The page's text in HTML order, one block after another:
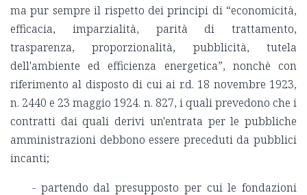
ma pur sempre il rispetto dei principi di “economicità,
efficacia, imparzialità, parità di trattamento,
trasparenza, proporzionalità, pubblicità, tutela
dell'ambiente ed efficienza energetica”, nonchè con
riferimento al disposto di cui ai r.d. 18 novembre 1923,
n. 2440 e 23 maggio 1924. n. 827, i quali prevedono che i
contratti dai quali derivi un'entrata per le pubbliche
amministrazioni debbono essere preceduti da pubblici
incanti;
- partendo dal presupposto per cui le fondazioni